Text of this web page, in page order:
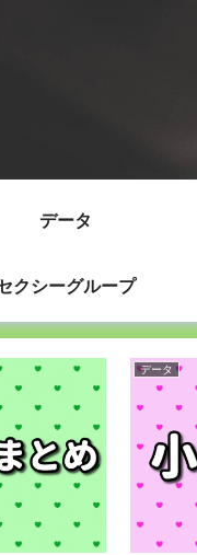
データ
クシーグループ
データ